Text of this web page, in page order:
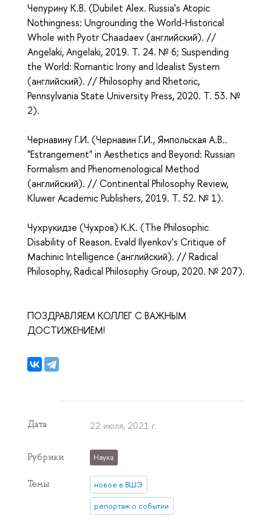
Чепурину К.В. (Dubilet Alex. Russia's Atopic
Nothingness: Ungrounding the World-Historical
Whole with Pyotr Chaadaev (английский). //
Angelaki, Angelaki, 2019. T. 24. № 6; Suspending
the World: Romantic Irony and Idealist System
(английский). // Philosophy and Rhetoric,
Pennsylvania State University Press, 2020. T. 53. №
2).
Чернавину Г.И. (Чернавин Г.И., Ямпольская А.В..
"Estrangement" in Aesthetics and Beyond: Russian
Formalism and Phenomenological Method
(английский). // Continental Philosophy Review,
Kluwer Academic Publishers, 2019. T. 52. № 1).
Чухрукидзе (Чухров) К.К. (The Philosophic
Disability of Reason. Evald Ilyenkov's Critique of
Machinic Intelligence (английский). // Radical
Philosophy, Radical Philosophy Group, 2020. № 207).
ПОЗДРАВЛЯЕМ КОЛЛЕГ С ВАЖНЫМ
ДОСТИЖЕНИЕМ!
Дата 22 июля, 2021 г.
Рубрики Наука
Темы новое в ВШЭ
репортаж о событии